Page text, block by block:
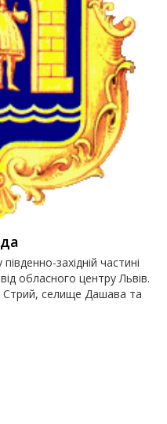
західній частині
обласного центру Львів.
Стрий, селище Дашава та